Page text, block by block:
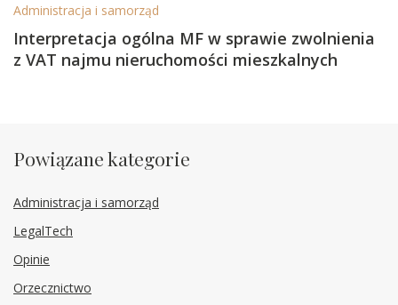
Administracja i samorząd
Interpretacja ogólna MF w sprawie zwolnienia
z VAT najmu nieruchomości mieszkalnych
Powiązane kategorie
Administracja i samorząd
LegalTech
Opinie
Orzecznictwo